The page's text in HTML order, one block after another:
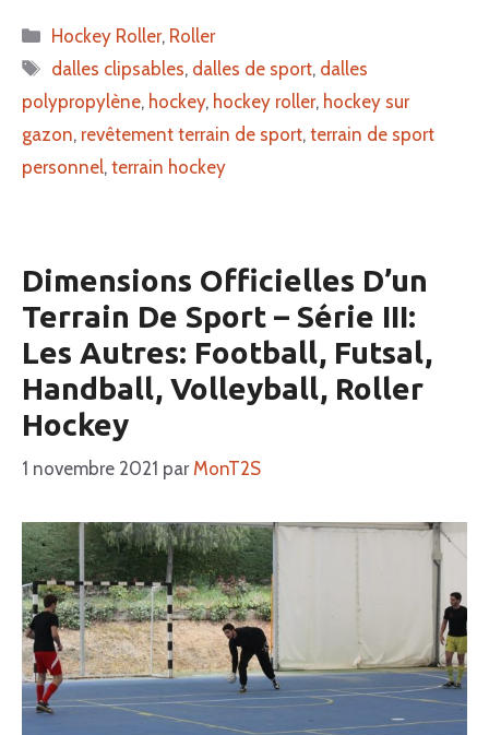
Catégories
Hockey Roller, Roller
Étiquettes
dalles clipsables, dalles de sport, dalles
polypropylène, hockey, hockey roller, hockey sur
gazon, revêtement terrain de sport, terrain de sport
personnel, terrain hockey
Dimensions Officielles D’un
Terrain De Sport – Série III:
Les Autres: Football, Futsal,
Handball, Volleyball, Roller
Hockey
1 novembre 2021 par MonT2S